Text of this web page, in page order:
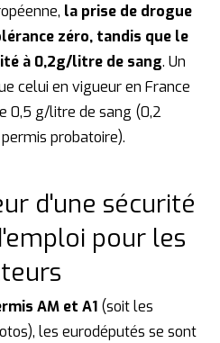
la prise de drogue
zéro, tandis que le
à 0,2g/litre de sang. Un
celui en vigueur en France
0,5 g/litre de sang (0,2
probatoire).
d'une sécurité
pour les
AM et A1 (soit les
les eurodéputés se sont